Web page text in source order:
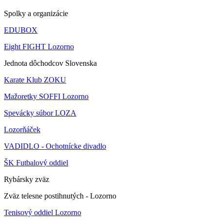
Spolky a organizácie
EDUBOX
Eight FIGHT Lozorno
Jednota dôchodcov Slovenska
Karate Klub ZOKU
Mažoretky SOFFI Lozorno
Spevácky súbor LOZA
Lozorňáček
VADIDLO - Ochotnícke divadlo
ŠK Futbalový oddiel
Rybársky zväz
Zväz telesne postihnutých - Lozorno
Tenisový oddiel Lozorno